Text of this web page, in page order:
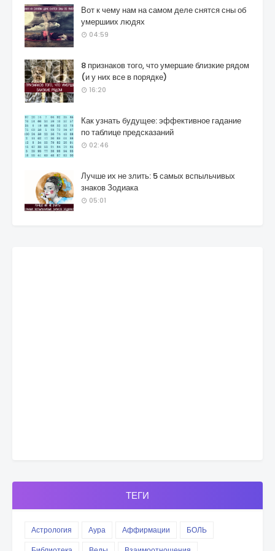
Вот к чему нам на самом деле снятся сны об
умершиих людях
04:59
8 признаков того, что умершие близкие рядом
(и у них все в порядке)
16:20
Как узнать будущее: эффективное гадание
по таблице предсказаний
02:46
Лучше их не злить: 5 самых вспыльчивых
знаков Зодиака
05:01
ТЕГИ
Астрология Аура Аффирмации
БОЛЬ